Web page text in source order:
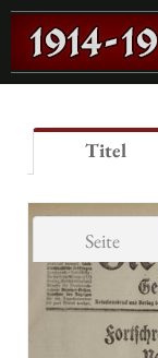
Titel
Seite